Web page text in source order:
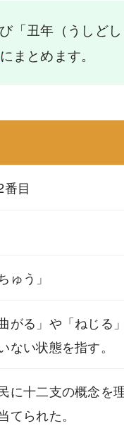
「丑年（うしど
にまとめます。
番目
ゅう」
曲がる」や「ねじる
ない状態を指す。
に十二支の概念を
てられた。